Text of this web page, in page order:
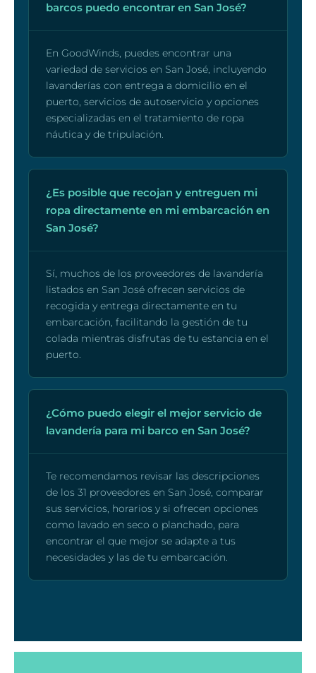
barcos puedo encontrar en San José?
En GoodWinds, puedes encontrar una
variedad de servicios en San José, incluyendo
lavanderías con entrega a domicilio en el
puerto, servicios de autoservicio y opciones
especializadas en el tratamiento de ropa
náutica y de tripulación.
¿Es posible que recojan y entreguen mi
ropa directamente en mi embarcación en
San José?
Sí, muchos de los proveedores de lavandería
listados en San José ofrecen servicios de
recogida y entrega directamente en tu
embarcación, facilitando la gestión de tu
colada mientras disfrutas de tu estancia en el
puerto.
¿Cómo puedo elegir el mejor servicio de
lavandería para mi barco en San José?
Te recomendamos revisar las descripciones
de los 31 proveedores en San José, comparar
sus servicios, horarios y si ofrecen opciones
como lavado en seco o planchado, para
encontrar el que mejor se adapte a tus
necesidades y las de tu embarcación.